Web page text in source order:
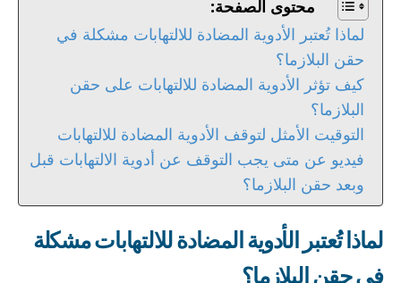
محتوى الصفحة:
لماذا تُعتبر الأدوية المضادة للالتهابات مشكلة في
حقن البلازما؟
كيف تؤثر الأدوية المضادة للالتهابات على حقن
البلازما؟
التوقيت الأمثل لتوقف الأدوية المضادة للالتهابات
فيديو عن متى يجب التوقف عن أدوية الالتهابات قبل
وبعد حقن البلازما؟
لماذا تُعتبر الأدوية المضادة للالتهابات مشكلة
في حقن البلازما؟